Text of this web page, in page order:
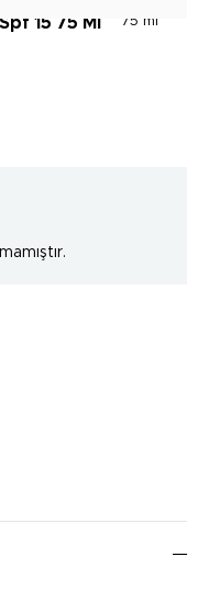
75 ml
15 75 Ml